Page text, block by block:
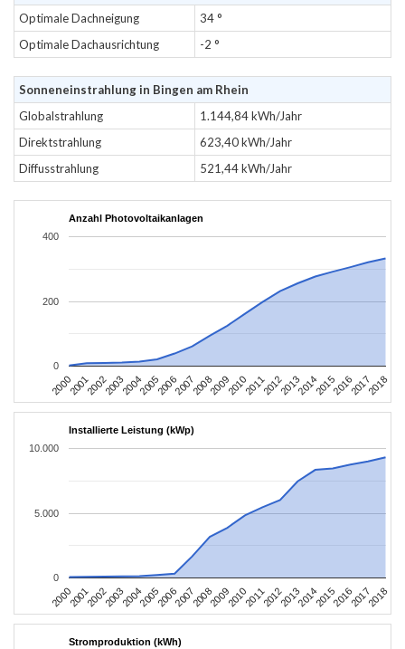
Optimale Dachneigung
34 °
Optimale Dachausrichtung
-2 °
Sonneneinstrahlung in Bingen am Rhein
Globalstrahlung
1.144,84 kWh/Jahr
Direktstrahlung
623,40 kWh/Jahr
Diffusstrahlung
521,44 kWh/Jahr
Anzahl Photovoltaikanlagen
2000200120022003200420052006200720082009201020112012201320142015201620172018
0
200
400
Installierte Leistung (kWp)
2000200120022003200420052006200720082009201020112012201320142015201620172018
0
5.000
10.000
Stromproduktion (kWh)